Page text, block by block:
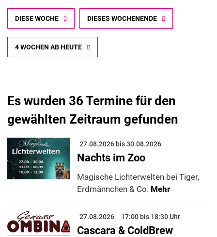
DIESE WOCHE DIESES WOCHENENDE
4 WOCHEN AB HEUTE
Es wurden 36 Termine für den
gewählten Zeitraum gefunden
27.08.2026 bis 30.08.2026
Nachts im Zoo
Magische Lichterwelten bei Tiger,
Erdmännchen & Co. Mehr
27.08.2026 17:00 bis 18:30 Uhr
Cascara & ColdBrew